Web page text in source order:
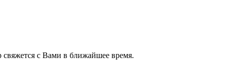
с Вами в ближайшее время.